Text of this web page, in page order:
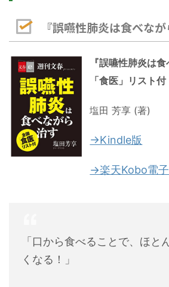
『誤嚥性肺炎は食べなが
『誤嚥性肺炎は
「食医」リスト付
塩田 芳享 (著)
→Kindle版
→楽天Kobo電
「口から食べることで、ほと
くなる！」